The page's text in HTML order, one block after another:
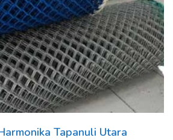
Tapanuli Utara